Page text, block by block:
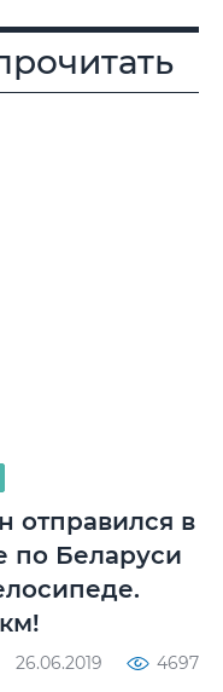
отправился в
по Беларуси
26.06.2019 4697